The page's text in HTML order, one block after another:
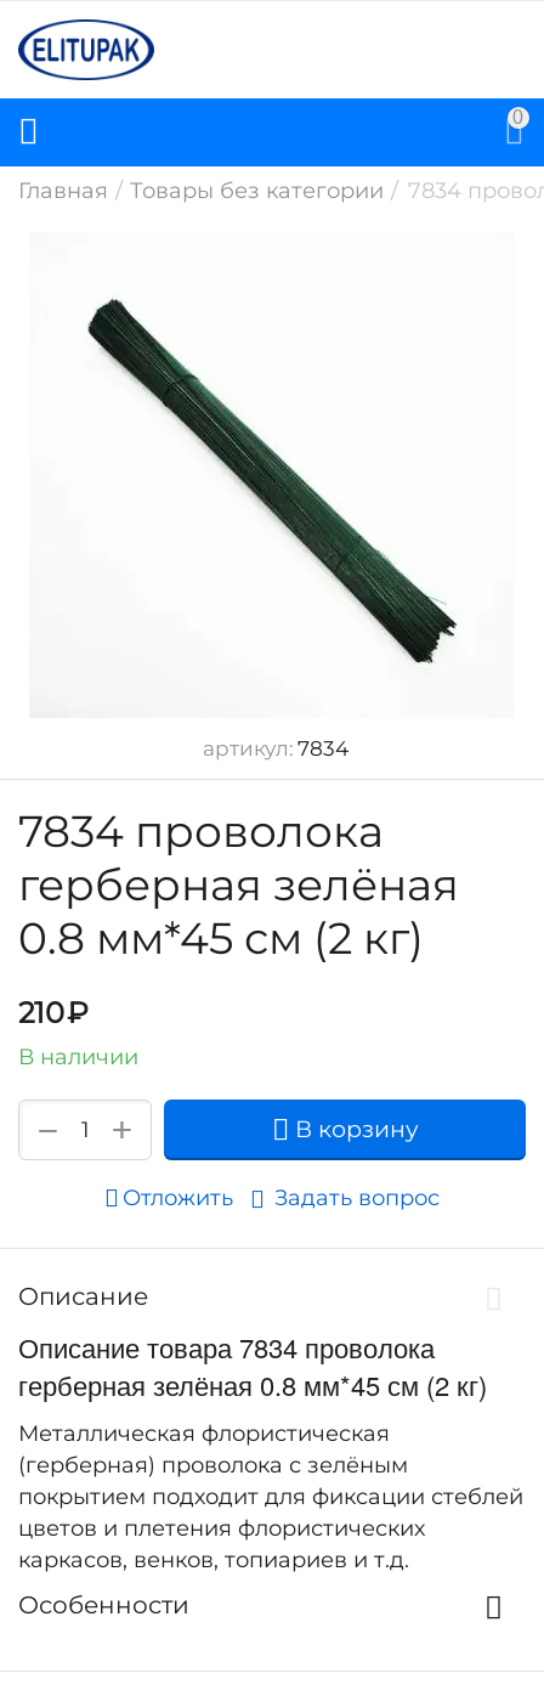
0
Главная / Товары без категории / 7834
артикул: 7834
7834 проволока
герберная зелёная
0.8 мм*45 см (2 кг)
210₽
В наличии
+
− В корзину
Отложить Задать вопрос
Описание
Описание товара 7834 проволока
герберная зелёная 0.8 мм*45 см (2 кг)
Металлическая флористическая
(герберная) проволока с зелёным
покрытием подходит для фиксации стеблей
цветов и плетения флористических
каркасов, венков, топиариев и т.д.
Особенности